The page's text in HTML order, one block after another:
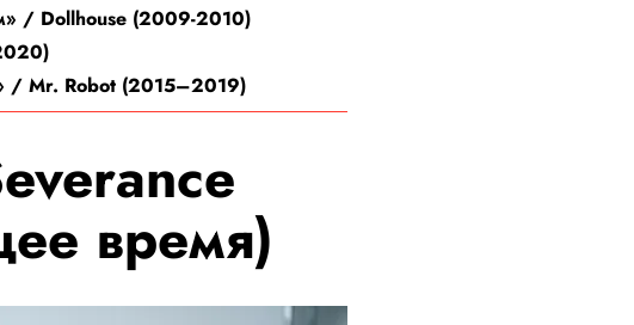
/ Dollhouse (2009-2010)
/ Mr. Robot (2015–2019)
время)